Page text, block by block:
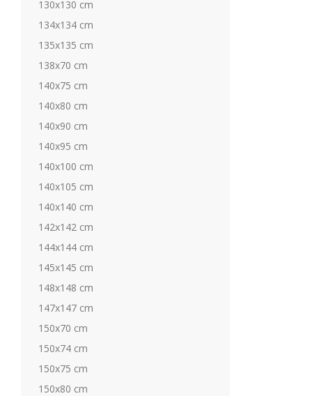
130x130 cm
134x134 cm
135x135 cm
138x70 cm
140x75 cm
140x80 cm
140x90 cm
140x95 cm
140x100 cm
140x105 cm
140x140 cm
142x142 cm
144x144 cm
145x145 cm
148x148 cm
147x147 cm
150x70 cm
150x74 cm
150x75 cm
150x80 cm